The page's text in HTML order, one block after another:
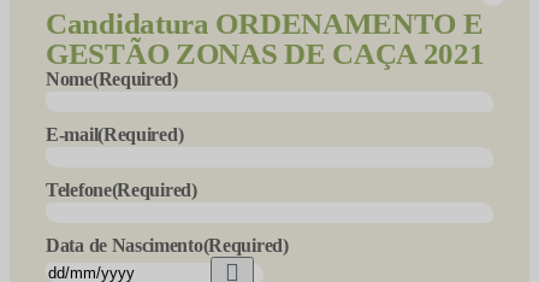
Candidatura ORDENAMENTO E
GESTÃO ZONAS DE CAÇA 2021
Nome(Required)
E-mail(Required)
Telefone(Required)
Data de Nascimento(Required)